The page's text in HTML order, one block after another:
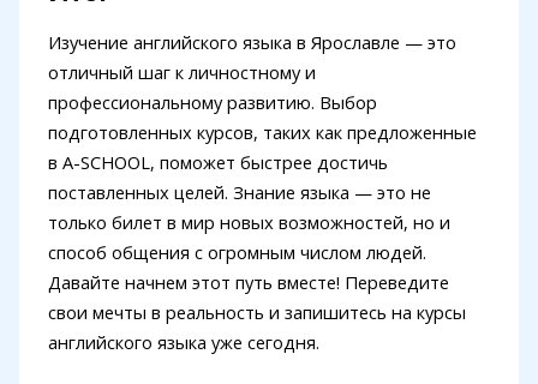
Изучение английского языка в Ярославле — это
отличный шаг к личностному и
профессиональному развитию. Выбор
подготовленных курсов, таких как предложенные
в A-SCHOOL, поможет быстрее достичь
поставленных целей. Знание языка — это не
только билет в мир новых возможностей, но и
способ общения с огромным числом людей.
Давайте начнем этот путь вместе! Переведите
свои мечты в реальность и запишитесь на курсы
английского языка уже сегодня.